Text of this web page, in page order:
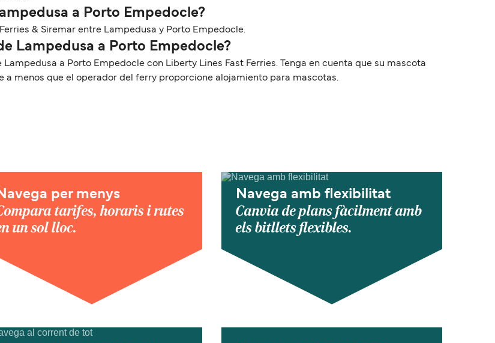
a Porto Empedocle?
& Siremar entre Lampedusa y Porto Empedocle.
Lampedusa a Porto Empedocle?
a Porto Empedocle con Liberty Lines Fast Ferries. Tenga en cuenta que su mascota
a menos que el operador del ferry proporcione alojamiento para mascotas.
per menys
tarifes, horaris i rutes
un sol lloc.
Navega amb flexibilitat
Canvia de plans fàcilment amb
els bitllets flexibles.